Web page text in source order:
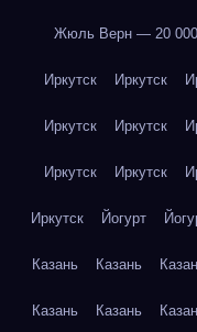
Жюль Верн — 20 000
Иркутск Иркутск
Иркутск Иркутск
Иркутск Иркутск
Иркутск Йогурт
Казань Казань
Казань Казань